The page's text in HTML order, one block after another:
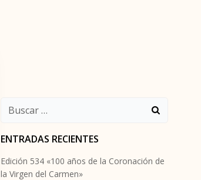
Buscar:
ENTRADAS RECIENTES
Edición 534 «100 años de la Coronación de
la Virgen del Carmen»